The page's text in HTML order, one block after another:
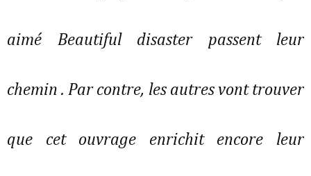
aimé Beautiful disaster passent leur
chemin . Par contre, les autres vont trouver
que cet ouvrage enrichit encore leur